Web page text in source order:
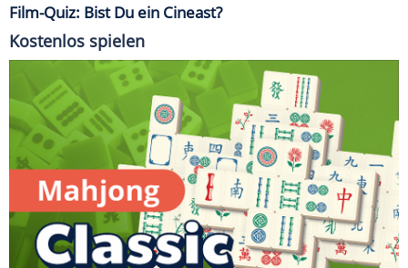
Film-Quiz: Bist Du ein Cineast?
Kostenlos spielen